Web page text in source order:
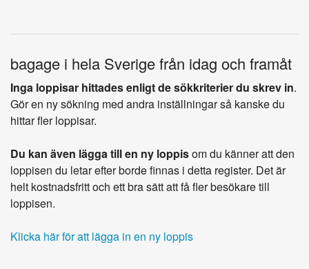
bagage i hela Sverige från idag och framåt
Inga loppisar hittades enligt de sökkriterier du skrev in.
Gör en ny sökning med andra inställningar så kanske du
hittar fler loppisar.
Du kan även lägga till en ny loppisom du känner att den
loppisen du letar efter borde finnas i detta register. Det är
helt kostnadsfritt och ett bra sätt att få fler besökare till
loppisen.
Klicka här för att lägga in en ny loppis